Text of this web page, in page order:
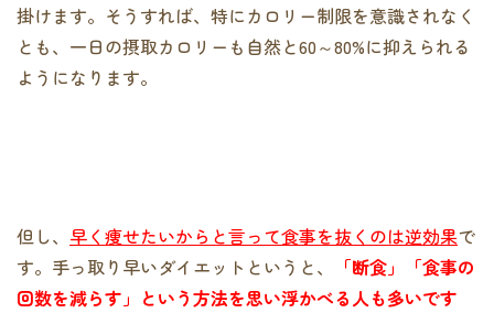
掛けます。そうすれば、特にカロリー制限を意識されなく
とも、一日の摂取カロリーも自然と60～80%に抑えられる
ようになります。
但し、 早く痩せたいからと言って食事を抜くのは逆効果で
す。手っ取り早いダイエットというと、
「断食」「食事の
回数を減らす」という方法を思い浮かべる人も多いです